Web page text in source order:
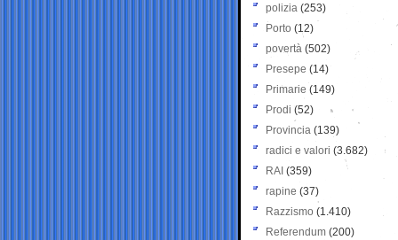
polizia (253)
Porto (12)
povertà (502)
Presepe (14)
Primarie (149)
Prodi (52)
Provincia (139)
radici e valori (3.682)
RAI (359)
rapine (37)
Razzismo (1.410)
Referendum (200)